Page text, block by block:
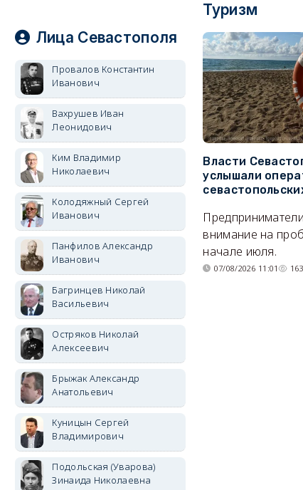
Туризм
Власти
услышали
внимание на
начале июля.
07/08/2026 11:01
Лица Севастополя
Провалов Константин
Иванович
Вахрушев Иван
Леонидович
Ким Владимир
Николаевич
Колодяжный Сергей
Иванович
Панфилов Александр
Иванович
Багринцев Николай
Васильевич
Остряков Николай
Алексеевич
Брыжак Александр
Анатольевич
Куницын Сергей
Владимирович
Подольская (Уварова)
Зинаида Николаевна